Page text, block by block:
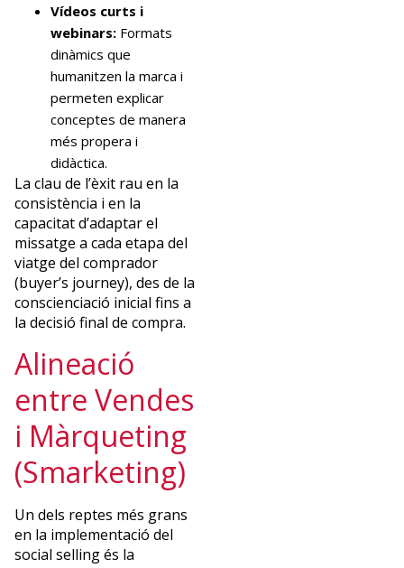
Vídeos curts i
webinars: Formats
dinàmics que
humanitzen la marca i
permeten explicar
conceptes de manera
més propera i
didàctica.
La clau de l’èxit rau en la
consistència i en la
capacitat d’adaptar el
missatge a cada etapa del
viatge del comprador
(buyer’s journey), des de la
conscienciació inicial fins a
la decisió final de compra.
Alineació
entre Vendes
i Màrqueting
(Smarketing)
Un dels reptes més grans
en la implementació del
social selling és la